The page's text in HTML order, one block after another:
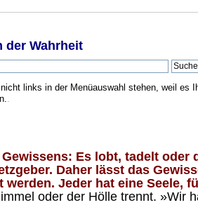
der Wahrheit
links in der Menüauswahl stehen, weil es
.
Es lobt, tadelt
Daher lässt das
Jeder hat eine Seele,
oder der Hölle trennt. »Wir